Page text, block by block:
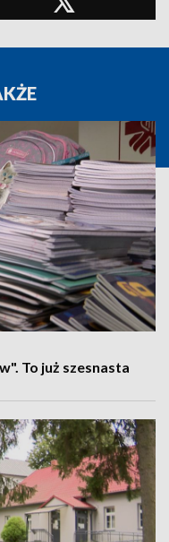
To już szesnasta